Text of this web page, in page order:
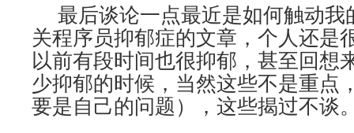
最后谈论一点最近是如何触动我
关程序员抑郁症的文章，个人还是
以前有段时间也很抑郁，甚至回想
少抑郁的时候，当然这些不是重点
要是自己的问题），这些揭过不谈